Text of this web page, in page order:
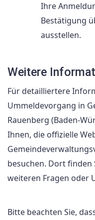
Ihre
Bestätigung
ausstellen.
Weitere
Für detailliertere
Ummeldevorgang in
Rauenberg (Baden-
Ihnen, die offizielle
besuchen. Dort finden
weiteren Fragen oder
Bitte beachten Sie,